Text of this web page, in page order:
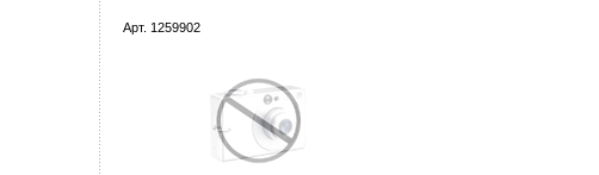
Арт. 1259902